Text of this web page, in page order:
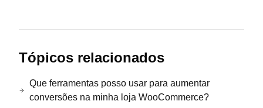
Tópicos relacionados
Que ferramentas posso usar para aumentar
conversões na minha loja WooCommerce?